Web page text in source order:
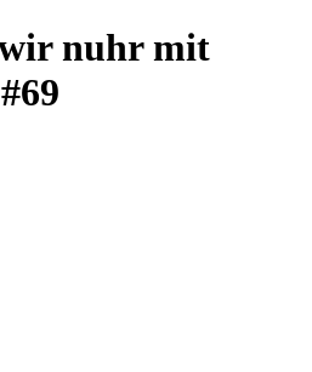
nuhr mit